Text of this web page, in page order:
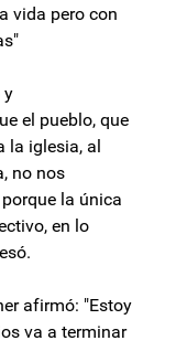
vida pero con
y
el pueblo, que
la iglesia, al
no nos
la única
en lo
afirmó: "Estoy
va a terminar